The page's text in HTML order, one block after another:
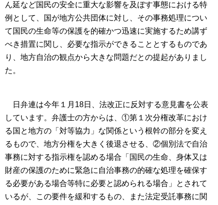
ん延など国民の安全に重大な影響を及ぼす事態における特
例として、国が地方公共団体に対し、その事務処理につい
て国民の生命等の保護を的確かつ迅速に実施するため講ず
べき措置に関し、必要な指示ができることとするものであ
り、地方自治の観点から大きな問題だとの提起がありまし
た。
日弁連は今年１月18日、法改正に反対する意見書を公表
しています。弁護士の方からは、①第１次分権改革におけ
る国と地方の「対等協力」な関係という根幹の部分を変え
るもので、地方分権を大きく後退させる、②個別法で自治
事務に対する指示権を認める場合「国民の生命、身体又は
財産の保護のために緊急に自治事務の的確な処理を確保す
る必要がある場合等特に必要と認められる場合」とされて
いるが、この要件を緩和するもの、また法定受託事務に関